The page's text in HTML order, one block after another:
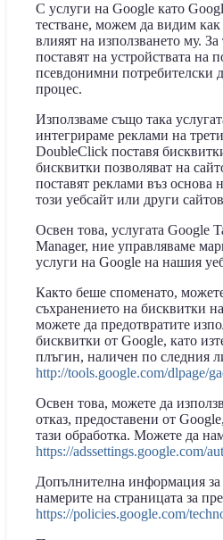
С услуги на Google като
тестване, можем да видим
влияят на използването му.
поставят на устройствата на
псевдонимни потребителски
процес.
Използваме също така
интегрираме реклами на
DoubleClick поставя
бисквитки позволяват на
поставят реклами въз основа
този уебсайт или други
Освен това, услугата Google
Manager, ние управляваме
услуги на Google на нашия
Както беше споменато,
съхранението на бисквитки
можете да предотвратите
бисквитки от Google, като
плъгин, наличен по следния
http://tools.google.com/dlpage/
Освен това, можете да
отказ, предоставени от
тази обработка. Можете да
https://adssettings.google.com/
Допълнителна информация
намерите на страницата за
https://policies.google.com/